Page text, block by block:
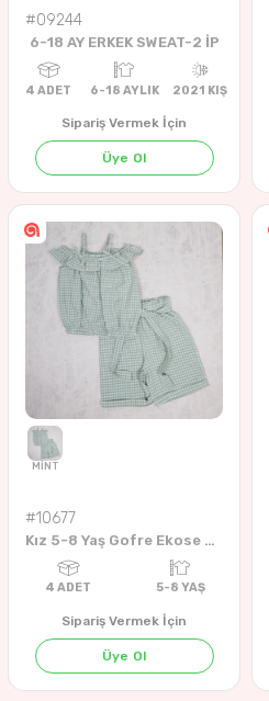
#09244
6-18 AY ERKEK SWEAT-2 İP
Sipariş Vermek İçin
Üye Ol
#10677
Kız 5-8 Yaş Gofre Ekose Takım
Sipariş Vermek İçin
Üye Ol